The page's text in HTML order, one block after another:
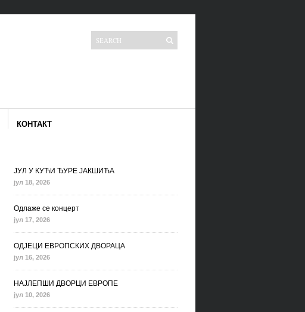
КОНТАКТ
ЈУЛ У КУЋИ ЂУРЕ ЈАКШИЋА
јул 18, 2026
Одлаже се концерт
јул 17, 2026
ОДЈЕЦИ ЕВРОПСКИХ ДВОРАЦА
јул 16, 2026
НАЈЛЕПШИ ДВОРЦИ ЕВРОПЕ
јул 10, 2026